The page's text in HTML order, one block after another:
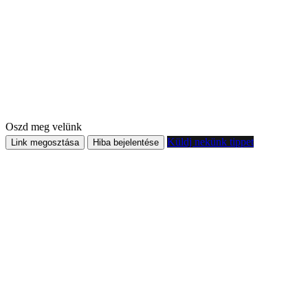
Oszd meg velünk
Link megosztása Hiba bejelentése Küldj nekünk tippet